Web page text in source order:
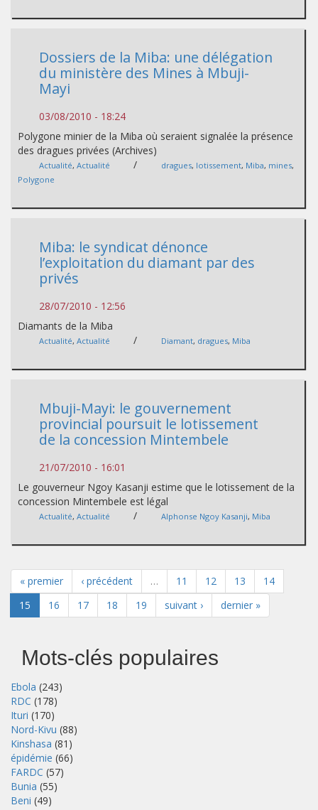
Dossiers de la Miba: une délégation
du ministère des Mines à Mbuji-
Mayi
03/08/2010 - 18:24
Polygone minier de la Miba où seraient signalée la présence
des dragues privées (Archives)
Actualité, Actualité / dragues, lotissement, Miba, mines,
Polygone
Miba: le syndicat dénonce
l’exploitation du diamant par des
privés
28/07/2010 - 12:56
Diamants de la Miba
Actualité, Actualité / Diamant, dragues, Miba
Mbuji-Mayi: le gouvernement
provincial poursuit le lotissement
de la concession Mintembele
21/07/2010 - 16:01
Le gouverneur Ngoy Kasanji estime que le lotissement de la
concession Mintembele est légal
Actualité, Actualité / Alphonse Ngoy Kasanji, Miba
« premier ‹ précédent … 11 12 13
14
15
16 17 18 19 suivant › dernier »
Mots-clés populaires
Ebola (243)
RDC (178)
Ituri (170)
Nord-Kivu (88)
Kinshasa (81)
épidémie (66)
FARDC (57)
Bunia (55)
Beni (49)